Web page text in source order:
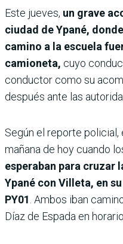
Este jueves, un grave
ciudad de Ypané,
camino a la escuela
camioneta, cuyo
conductor como su
después ante las
Según el reporte
mañana de hoy cuando
esperaban para cruzar
Ypané con Villeta, en
PY01 . Ambos iban
Díaz de Espada en